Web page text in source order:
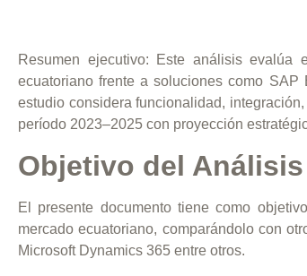
Resumen ejecutivo: Este análisis evalúa
ecuatoriano frente a soluciones como SAP
estudio considera funcionalidad,
período 2023–2025 con proyección
Objetivo del Análisis
El presente documento tiene como
mercado ecuatoriano, comparándolo con
Microsoft Dynamics 365 entre otros.